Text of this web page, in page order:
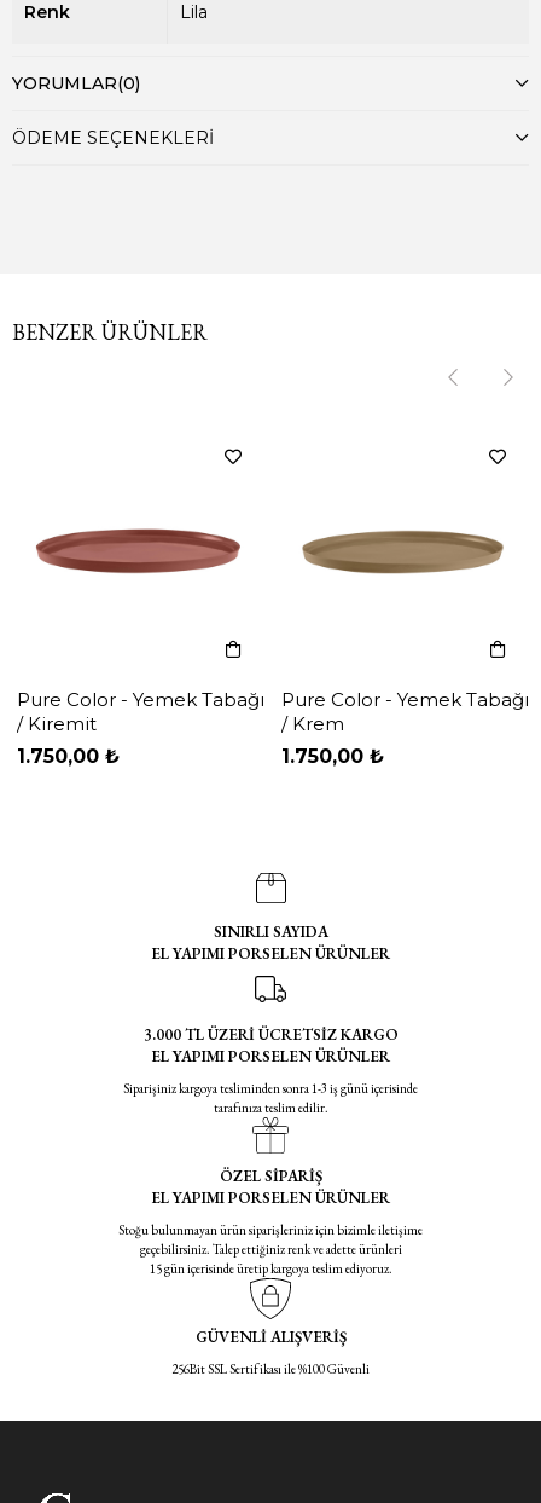
Renk Lila
YORUMLAR(0)
ÖDEME SEÇENEKLERI
BENZER ÜRÜNLER
Pure Color - Yemek Tabağı
/ Kiremit
1.750,00 ₺
Pure Color - Yemek Tabağı
/ Krem
1.750,00 ₺
SINIRLI SAYIDA
EL YAPIMI PORSELEN ÜRÜNLER
3.000 TL ÜZERİ ÜCRETSİZ KARGO
EL YAPIMI PORSELEN ÜRÜNLER
Siparişiniz kargoya tesliminden sonra 1-3 iş günü içerisinde
tarafınıza teslim edilir.
ÖZEL SİPARİŞ
EL YAPIMI PORSELEN ÜRÜNLER
Stoğu bulunmayan ürün siparişleriniz için bizimle iletişime
geçebilirsiniz. Talep ettiğiniz renk ve adette ürünleri
15 gün içerisinde üretip kargoya teslim ediyoruz.
GÜVENLİ ALIŞVERİŞ
256Bit SSL Sertifikası ile %100 Güvenli